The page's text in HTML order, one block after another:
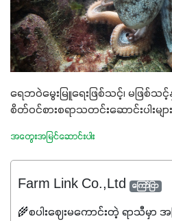
ရေဘဝဲမွေးမြူရေးဖြစ်သင့်၊ မဖြ
စိတ်ဝင်စားစရာသတင်းဆောင်းပါးများ
အတွေးအမြင်ဆောင်းပါး
Farm Link Co.,Ltd ကြော်ငြာ
🌾စပါးဈေးမကောင်းတဲ့ ရာသီမှ